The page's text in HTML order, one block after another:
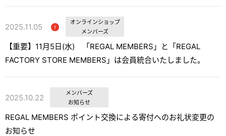
2025.11.05
オンラインショップ
メンバーズ
【重要】11月5日(水) 「REGAL MEMBERS」と「REGAL
FACTORY STORE MEMBERS」は会員統合いたしました。
2025.10.22
メンバーズ
お知らせ
REGAL MEMBERS ポイント交換による寄付へのお礼状変更の
お知らせ